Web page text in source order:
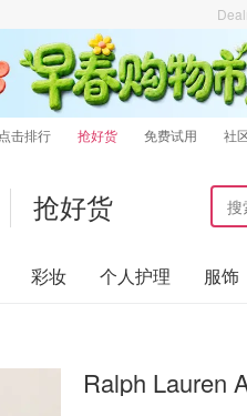
点击排行 抢好货 免费试用 社
抢好货
彩妆 个人护理 服饰
Ralph Lauren